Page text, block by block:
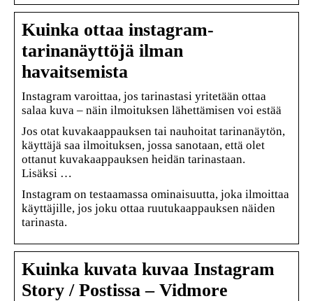
Kuinka ottaa instagram-
tarinanäyttöjä ilman
havaitsemista
Instagram varoittaa, jos tarinastasi yritetään ottaa
salaa kuva – näin ilmoituksen lähettämisen voi estää
Jos otat kuvakaappauksen tai nauhoitat tarinanäytön,
käyttäjä saa ilmoituksen, jossa sanotaan, että olet
ottanut kuvakaappauksen heidän tarinastaan.
Lisäksi …
Instagram on testaamassa ominaisuutta, joka ilmoittaa
käyttäjille, jos joku ottaa ruutukaappauksen näiden
tarinasta.
Kuinka kuvata kuvaa Instagram
Story / Postissa – Vidmore